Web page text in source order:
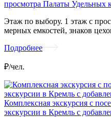
просмотра Палаты Удельных
Этаж по выбору. 1 этаж с
мерных емкостей, знаков
Подробнее
₽/чел.
Комплексная экскурсия с
экскурсии в Кремль с